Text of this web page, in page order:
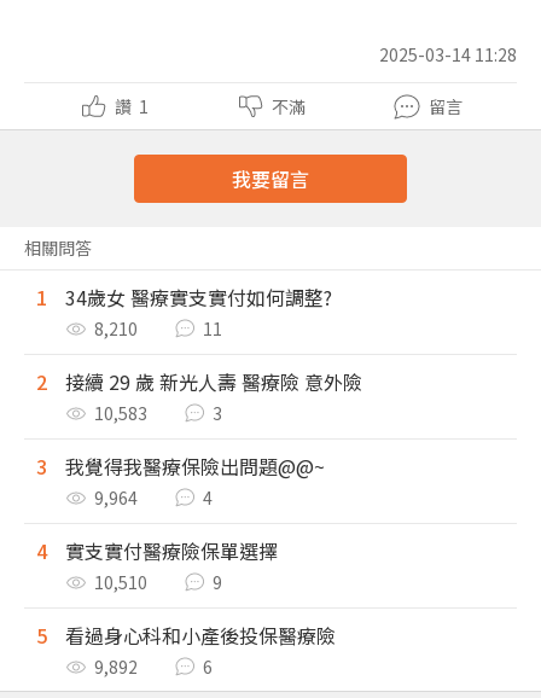
2025-03-14 11:28
讚 1 不滿 留言
我要留言
相關問答
1 34歲女 醫療實支實付如何調整?
8,210 11
2 接續 29 歲 新光人壽 醫療險 意外險
10,583 3
3 我覺得我醫療保險出問題@@~
9,964 4
4 實支實付醫療險保單選擇
10,510 9
5 看過身心科和小產後投保醫療險
9,892 6